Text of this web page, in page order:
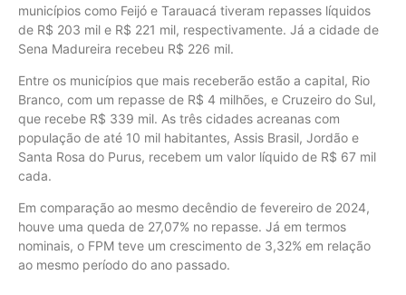
municípios como Feijó e Tarauacá tiveram repasses líquidos
de R$ 203 mil e R$ 221 mil, respectivamente. Já a cidade de
Sena Madureira recebeu R$ 226 mil.
Entre os municípios que mais receberão estão a capital, Rio
Branco, com um repasse de R$ 4 milhões, e Cruzeiro do Sul,
que recebe R$ 339 mil. As três cidades acreanas com
população de até 10 mil habitantes, Assis Brasil, Jordão e
Santa Rosa do Purus, recebem um valor líquido de R$ 67 mil
cada.
Em comparação ao mesmo decêndio de fevereiro de 2024,
houve uma queda de 27,07% no repasse. Já em termos
nominais, o FPM teve um crescimento de 3,32% em relação
ao mesmo período do ano passado.